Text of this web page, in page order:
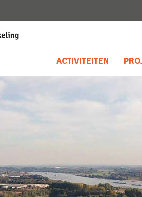
ACTIVITEITEN